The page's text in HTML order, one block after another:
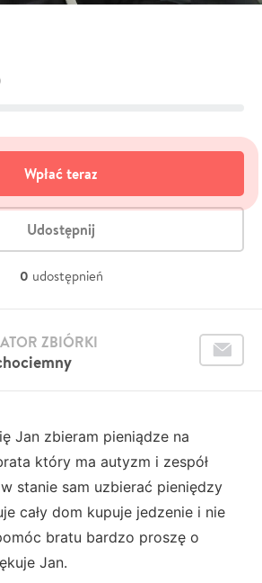
Wpłać teraz
Udostępnij
0 udostępnień
ZBIÓRKI
Jan zbieram pieniądze na
który ma autyzm i zespół
stanie sam uzbierać pieniędzy
cały dom kupuje jedzenie i nie
bratu bardzo proszę o
Jan.